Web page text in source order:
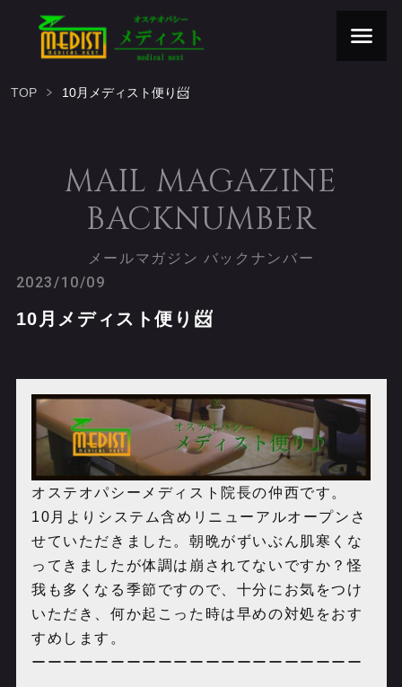
TOP 10月メディスト便り📨
MAIL MAGAZINE
BACKNUMBER
メールマガジン バックナンバー
2023/10/09
10月メディスト便り📨
オステオパシーメディスト院長の仲西です。
10月よりシステム含めリニューアルオープンさ
せていただきました。朝晩がずいぶん肌寒くな
ってきましたが体調は崩されてないですか？怪
我も多くなる季節ですので、十分にお気をつけ
いただき、何か起こった時は早めの対処をおす
すめします。
ーーーーーーーーーーーーーーーーーーーーー